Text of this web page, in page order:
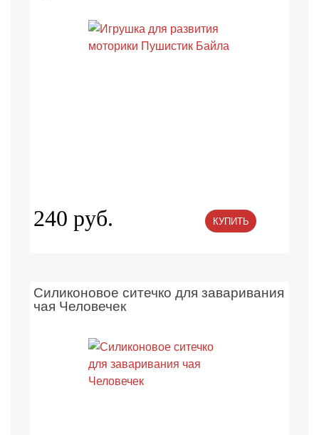
240 руб. КУПИТЬ
Силиконовое ситечко для заваривания
чая Человечек